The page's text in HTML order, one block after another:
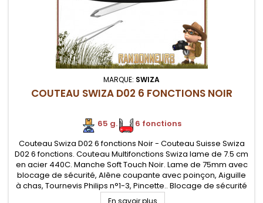
MARQUE: SWIZA
COUTEAU SWIZA D02 6 FONCTIONS NOIR
65 g.
6 fonctions
Couteau Swiza D02 6 fonctions Noir - Couteau Suisse Swiza
D02 6 fonctions. Couteau Multifonctions Swiza lame de 7.5 cm
en acier 440C. Manche Soft Touch Noir. Lame de 75mm avec
blocage de sécurité, Alêne coupante avec poinçon, Aiguille
à chas, Tournevis Philips n°1-3, Pincette.. Blocage de sécurité
par la croix.
En savoir plus